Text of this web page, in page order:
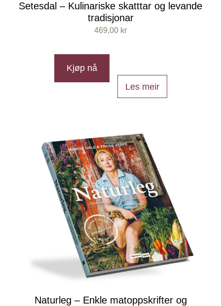
Setesdal – Kulinariske skatttar og levande
tradisjonar
469,00 kr
Kjøp nå
Les meir
Naturleg – Enkle matoppskrifter og